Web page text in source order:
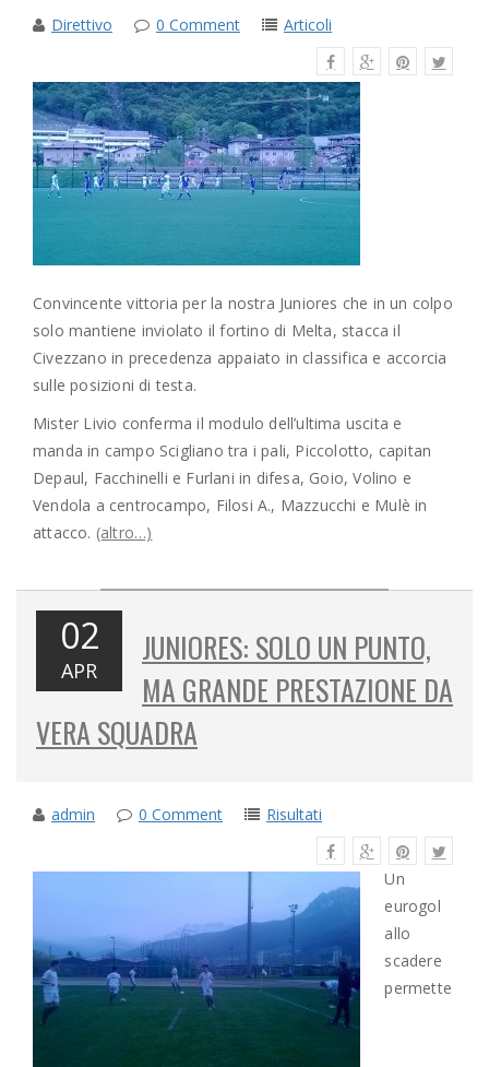
Direttivo 0 Comment Articoli
Convincente vittoria per la nostra Juniores che in un colpo
solo mantiene inviolato il fortino di Melta, stacca il
Civezzano in precedenza appaiato in classifica e accorcia
sulle posizioni di testa.
Mister Livio conferma il modulo dell’ultima uscita e
manda in campo Scigliano tra i pali, Piccolotto, capitan
Depaul, Facchinelli e Furlani in difesa, Goio, Volino e
Vendola a centrocampo, Filosi A., Mazzucchi e Mulè in
attacco. (altro…)
02
APR
JUNIORES: SOLO UN PUNTO,
MA GRANDE PRESTAZIONE DA
VERA SQUADRA
admin 0 Comment Risultati
Un
eurogol
allo
scadere
permette